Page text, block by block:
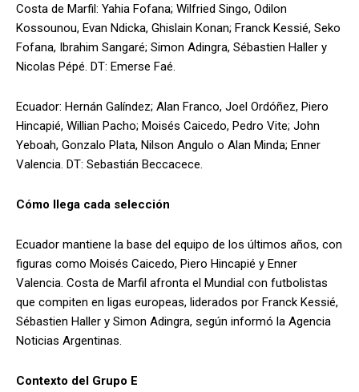
Costa de Marfil: Yahia Fofana; Wilfried Singo, Odilon
Kossounou, Evan Ndicka, Ghislain Konan; Franck Kessié, Seko
Fofana, Ibrahim Sangaré; Simon Adingra, Sébastien Haller y
Nicolas Pépé. DT: Emerse Faé.
Ecuador: Hernán Galíndez; Alan Franco, Joel Ordóñez, Piero
Hincapié, Willian Pacho; Moisés Caicedo, Pedro Vite; John
Yeboah, Gonzalo Plata, Nilson Angulo o Alan Minda; Enner
Valencia. DT: Sebastián Beccacece.
Cómo llega cada selección
Ecuador mantiene la base del equipo de los últimos años, con
figuras como Moisés Caicedo, Piero Hincapié y Enner
Valencia. Costa de Marfil afronta el Mundial con futbolistas
que compiten en ligas europeas, liderados por Franck Kessié,
Sébastien Haller y Simon Adingra, según informó la Agencia
Noticias Argentinas.
Contexto del Grupo E